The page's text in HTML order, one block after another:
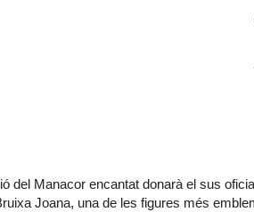
del Manacor encantat donarà el sus
Joana, una de les figures més